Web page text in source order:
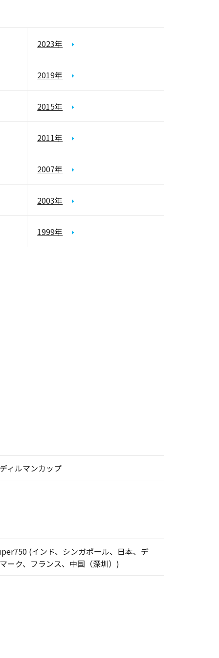
2023年
2019年
2015年
2011年
2007年
2003年
1999年
ィルマンカップ
(インド、シンガポール、日本、デ
ーク、フランス、中国（深圳）)